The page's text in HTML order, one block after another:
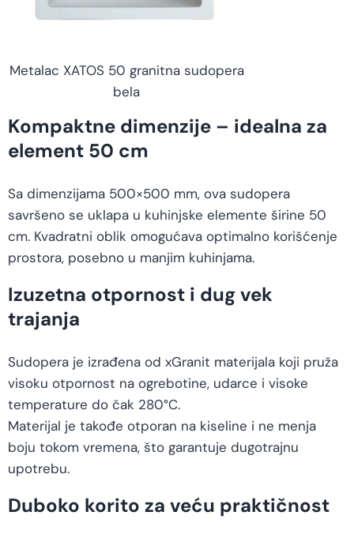
Metalac XATOS 50 granitna sudopera
bela
Kompaktne dimenzije – idealna za
element 50 cm
Sa dimenzijama 500×500 mm, ova sudopera
savršeno se uklapa u kuhinjske elemente širine 50
cm. Kvadratni oblik omogućava optimalno korišćenje
prostora, posebno u manjim kuhinjama.
Izuzetna otpornost i dug vek
trajanja
Sudopera je izrađena od xGranit materijala koji pruža
visoku otpornost na ogrebotine, udarce i visoke
temperature do čak 280°C.
Materijal je takođe otporan na kiseline i ne menja
boju tokom vremena, što garantuje dugotrajnu
upotrebu.
Duboko korito za veću praktičnost